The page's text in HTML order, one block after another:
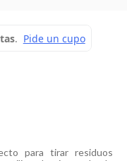
para tirar residuos